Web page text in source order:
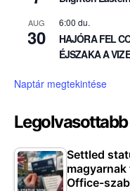
AUG
30
6:00 du.
HAJÓRA FEL
ÉJSZAKA A
Naptár megtekintése
Settled
Office-